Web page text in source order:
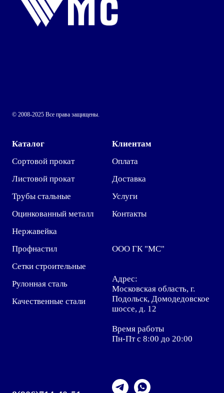
© 2008-2025 Все права защищены.
Каталог
Сортовой прокат
Листовой прокат
Трубы стальные
Оцинкованный металл
Нержавейка
Профнастил
Сетки строительные
Рулонная сталь
Качественные стали
Клиентам
Оплата
Доставка
Услуги
Контакты
ООО ГК "МС"
Адрес:
Московская область, г.
Подольск, Домодедовское
шоссе, д. 12
Время работы
Пн-Пт с 8:00 до 20:00